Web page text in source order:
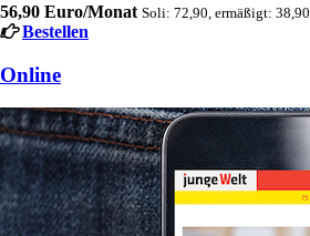
56,90 Euro/Monat Soli: 72,90, ermäßigt: 38,90
Bestellen
Online